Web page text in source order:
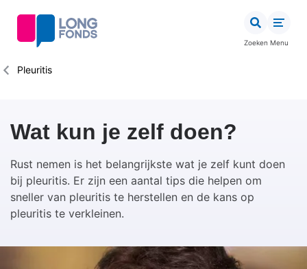
inhoud
Zoeken Menu
Kruimelpad
Pleuritis
Wat kun je zelf doen?
Rust nemen is het belangrijkste wat je zelf kunt doen
bij pleuritis. Er zijn een aantal tips die helpen om
sneller van pleuritis te herstellen en de kans op
pleuritis te verkleinen.